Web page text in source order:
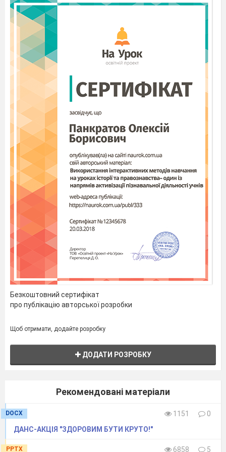
«Школа». А далі – у кожного свій маршрут,
свої життєві долі і зупинки, свої пасажири, свої
балі й тривоги, радощі й успіхи та в усіх Вас
одна спільна зупинка, і хоча немає станції, де
приймають у минуле поїзди, та на зупинці під
назвою «Школа» завжди Вас раді
Пісня «Школа» у виконанні дит. вок.
Ансамблю
Вед1. Шановні Випускники! Опанувати світ
науки вам допомагали вчителі, які є серед нас і
яких вже немає, які тепер працюють в інших
школах і які вже на заслуженому відпочинку.
Завжди з теплотою в серці будемо згадувати
вчителів: добрих, терплячих, неспокійних,
завжди з іскорками любові в очах. То ж
привітаймо всіх їх бурхливими, вдячними
оплесками.
Пісня «Мій Край»
Вед2. Повинні бути вдячні ми довіку
За їхню віру, ласку і тепло.
За те, що розуміли нас, любили,
За допомогу і добро.
Для вас, дорогі вчителі звучить пісня
«Вчителям» у виконанні вок. Ансамблю дівчат.
Людей, котрі не з нами зараз тут,
Безкоштовний сертифікат
про публікацію авторської розробки
Щоб отримати, додайте розробку
ДОДАТИ РОЗРОБКУ
Рекомендовані матеріали
DOCX 1151
0
ДАНС-АКЦІЯ "ЗДОРОВИМ БУТИ КРУТО!"
PPTX 6858
5